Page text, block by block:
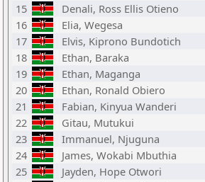
15
Denali, Ross Ellis Otieno
16
Elia, Wegesa
17
Elvis, Kiprono Bundotich
18
Ethan, Baraka
19
Ethan, Maganga
20
Ethan, Ronald Obiero
21
Fabian, Kinyua Wanderi
22
Gitau, Mutukui
23
Immanuel, Njuguna
24
James, Wokabi Mbuthia
25
Jayden, Hope Otwori